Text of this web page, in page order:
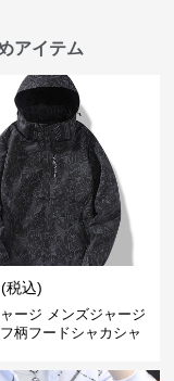
アイテム
(税込)
ージ メンズジャージ
柄フードシャカシャ